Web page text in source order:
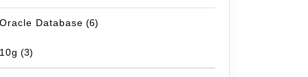
Oracle Database (6)
10g (3)